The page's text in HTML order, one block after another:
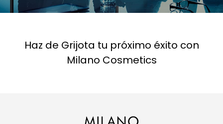
Haz de Grijota tu próximo éxito con
Milano Cosmetics